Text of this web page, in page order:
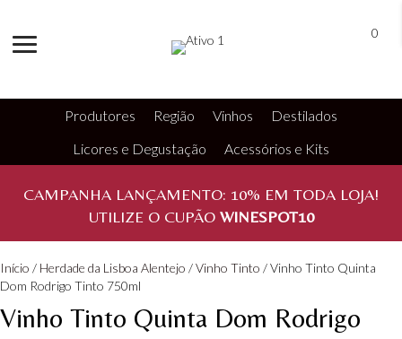
0
Produtores Região Vinhos
Destilados
Licores e Degustação
Acessórios e Kits
CAMPANHA LANÇAMENTO: 10% EM TODA LOJA!
UTILIZE O CUPÃO WINESPOT10
Início / Herdade da Lisboa Alentejo /Vinho Tinto / Vinho Tinto Quinta
Dom Rodrigo Tinto 750ml
Vinho Tinto Quinta Dom Rodrigo